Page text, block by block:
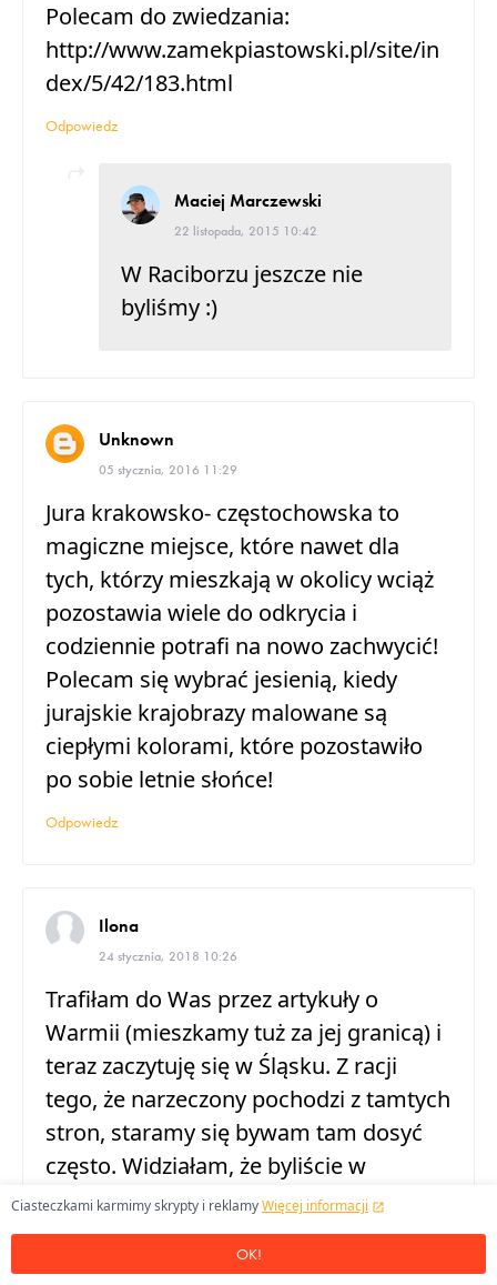
Polecam do zwiedzania:
http://www.zamekpiastowski.pl/site/in
dex/5/42/183.html
Odpowiedz
Maciej Marczewski
22 listopada, 2015 10:42
W Raciborzu jeszcze nie
byliśmy :)
Unknown
05 stycznia, 2016 11:29
Jura krakowsko- częstochowska to
magiczne miejsce, które nawet dla
tych, którzy mieszkają w okolicy wciąż
pozostawia wiele do odkrycia i
codziennie potrafi na nowo zachwycić!
Polecam się wybrać jesienią, kiedy
jurajskie krajobrazy malowane są
ciepłymi kolorami, które pozostawiło
po sobie letnie słońce!
Odpowiedz
Ilona
24 stycznia, 2018 10:26
Trafiłam do Was przez artykuły o
Warmii (mieszkamy tuż za jej granicą) i
teraz zaczytuję się w Śląsku. Z racji
tego, że narzeczony pochodzi z tamtych
stron, staramy się bywam tam dosyć
często. Widziałam, że byliście w
Pszczynie więc polecę dwa miejsca do
wypróbowania jeśli wrócicie jeszcze na
Śląsk: Wodna Wieża i Warownia
Ciasteczkami karmimy skrypty i reklamyWięcej informacji
OK!